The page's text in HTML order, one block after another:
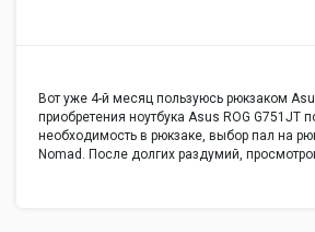
Вот уже 4-й месяц пользуюсь рюкзаком
приобретения ноутбука Asus ROG G751JT
необходимость в рюкзаке, выбор пал на
Nomad. После долгих раздумий,